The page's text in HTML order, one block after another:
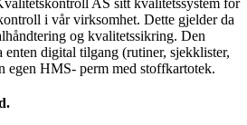
AS sitt kvalitetssystem for
i vår virksomhet. Dette gjelder da
og kvalitetssikring. Den
enten digital tilgang (rutiner, sjekklister,
egen HMS- perm med stoffkartotek.